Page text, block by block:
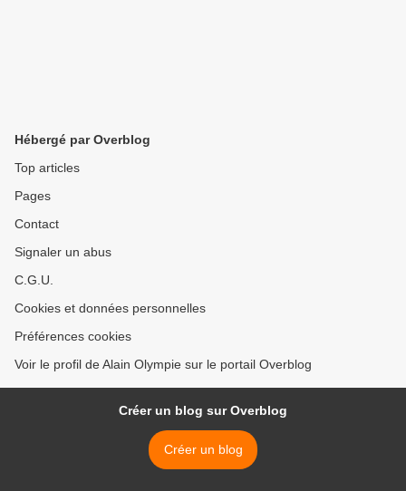
Hébergé par Overblog
Top articles
Pages
Contact
Signaler un abus
C.G.U.
Cookies et données personnelles
Préférences cookies
Voir le profil de Alain Olympie sur le portail Overblog
Créer un blog sur Overblog
Créer un blog